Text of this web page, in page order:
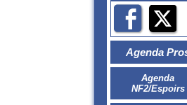
Agenda
Agenda
NF2/Espoirs